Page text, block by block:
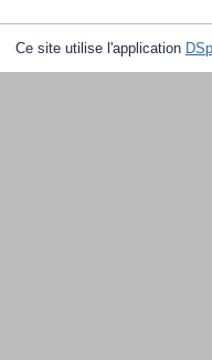
Ce site utilise l'application